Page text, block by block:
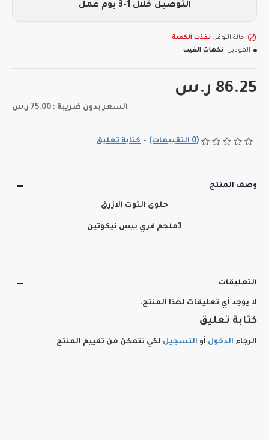
(0 التقييمات) - كتابة تعليق
86.25 ر.س
السعر بدون ضريبة : 75.00 ر.س
حالة التوفر: نفذت الكمية
الموديل: نكهات الفيب
التوصيل خلال 1-3 يوم عمل
وصف المنتج
حلوى التوت الازرق
3ملجم فري بيس نيكوتين
التعليقات
لا يوجد أي تعليقات لهذا المنتج.
كتابة تعليق
الرجاء الدخول أو التسجيل لكي تتمكن من تقييم المنتج